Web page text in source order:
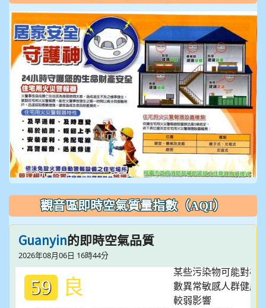
觀音區即時空氣質量指數（AQI）
Guanyin的即時空氣品質
2026年08月06日 16時44分
59 良